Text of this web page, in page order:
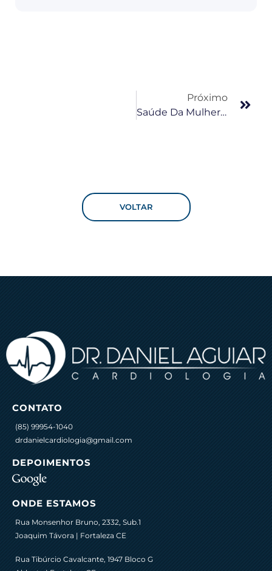
Próximo
Saúde Da Mulher: 5 Dicas Para Um Coração Mais Saudável
VOLTAR
CONTATO
(85) 99954-1040
drdanielcardiologia@gmail.com
DEPOIMENTOS
ONDE ESTAMOS
Rua Monsenhor Bruno, 2332, Sub.1
Joaquim Távora | Fortaleza CE
Rua Tibúrcio Cavalcante, 1947 Bloco G